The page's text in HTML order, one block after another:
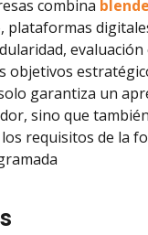
combina
plataformas
objetivos
garantiza un
sino que
requisitos de la